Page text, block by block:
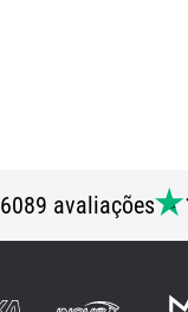
6089 avaliações